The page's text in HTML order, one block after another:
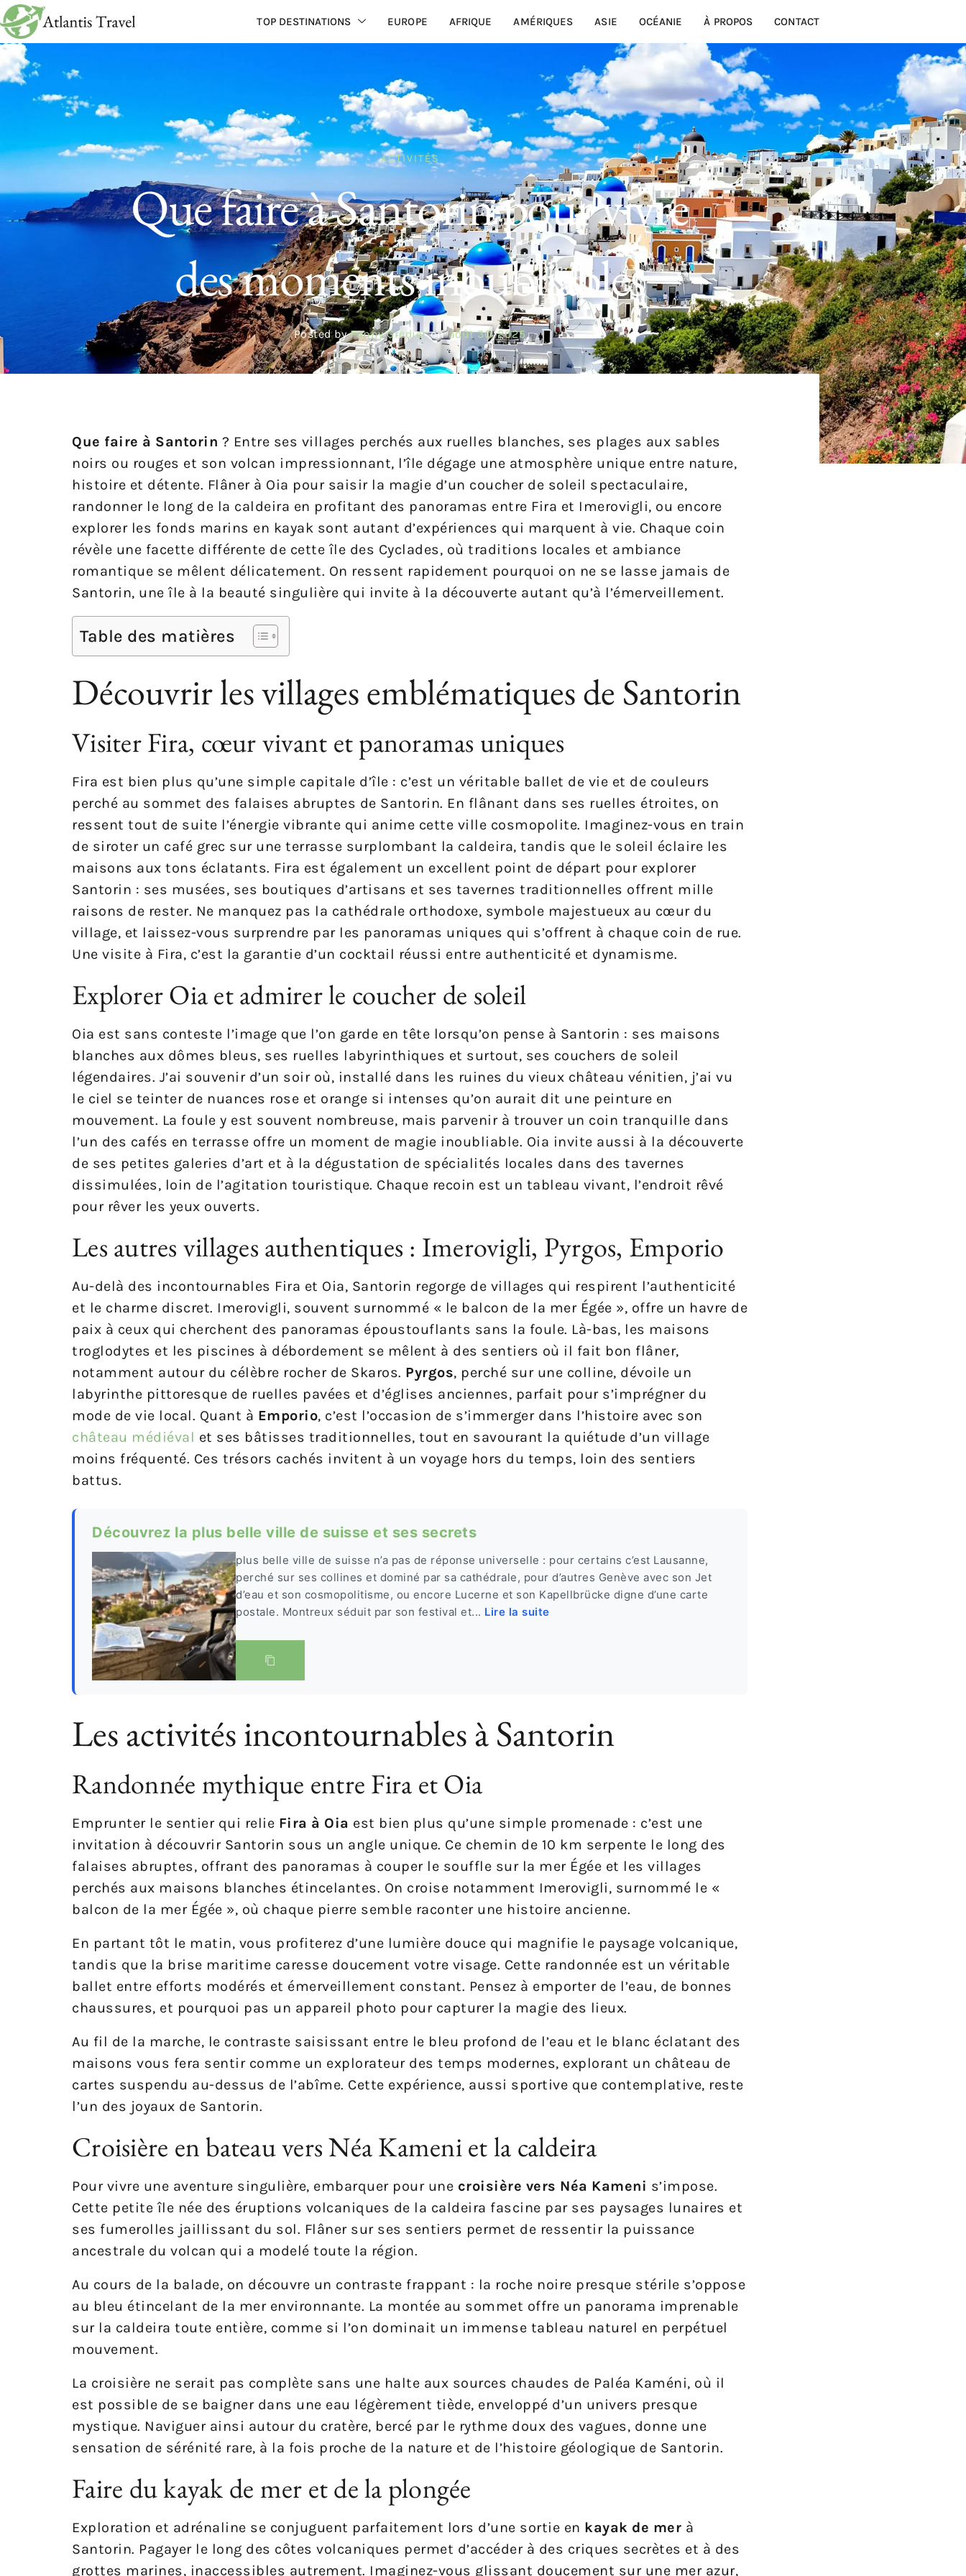
TOP DESTINATIONS EUROPE AFRIQUE AMÉRIQUES ASIE OCÉANIE À PROPOS CONTACT
ACTIVITÉS
Que faire à Santorin pour vivre
des moments inoubliables
Posted by Fanny Gredier on août 30, 2025
Que faire à Santorin ? Entre ses villages perchés aux ruelles blanches, ses plages aux sables
noirs ou rouges et son volcan impressionnant, l’île dégage une atmosphère unique entre nature,
histoire et détente. Flâner à Oia pour saisir la magie d’un coucher de soleil spectaculaire,
randonner le long de la caldeira en profitant des panoramas entre Fira et Imerovigli, ou encore
explorer les fonds marins en kayak sont autant d’expériences qui marquent à vie. Chaque coin
révèle une facette différente de cette île des Cyclades, où traditions locales et ambiance
romantique se mêlent délicatement. On ressent rapidement pourquoi on ne se lasse jamais de
Santorin, une île à la beauté singulière qui invite à la découverte autant qu’à l’émerveillement.
Table des matières
Découvrir les villages emblématiques de Santorin
Visiter Fira, cœur vivant et panoramas uniques
Fira est bien plus qu’une simple capitale d’île : c’est un véritable ballet de vie et de couleurs
perché au sommet des falaises abruptes de Santorin. En flânant dans ses ruelles étroites, on
ressent tout de suite l’énergie vibrante qui anime cette ville cosmopolite. Imaginez-vous en train
de siroter un café grec sur une terrasse surplombant la caldeira, tandis que le soleil éclaire les
maisons aux tons éclatants. Fira est également un excellent point de départ pour explorer
Santorin : ses musées, ses boutiques d’artisans et ses tavernes traditionnelles offrent mille
raisons de rester. Ne manquez pas la cathédrale orthodoxe, symbole majestueux au cœur du
village, et laissez-vous surprendre par les panoramas uniques qui s’offrent à chaque coin de rue.
Une visite à Fira, c’est la garantie d’un cocktail réussi entre authenticité et dynamisme.
Explorer Oia et admirer le coucher de soleil
Oia est sans conteste l’image que l’on garde en tête lorsqu’on pense à Santorin : ses maisons
blanches aux dômes bleus, ses ruelles labyrinthiques et surtout, ses couchers de soleil
légendaires. J’ai souvenir d’un soir où, installé dans les ruines du vieux château vénitien, j’ai vu
le ciel se teinter de nuances rose et orange si intenses qu’on aurait dit une peinture en
mouvement. La foule y est souvent nombreuse, mais parvenir à trouver un coin tranquille dans
l’un des cafés en terrasse offre un moment de magie inoubliable. Oia invite aussi à la découverte
de ses petites galeries d’art et à la dégustation de spécialités locales dans des tavernes
dissimulées, loin de l’agitation touristique. Chaque recoin est un tableau vivant, l’endroit rêvé
pour rêver les yeux ouverts.
Les autres villages authentiques : Imerovigli, Pyrgos, Emporio
Au-delà des incontournables Fira et Oia, Santorin regorge de villages qui respirent l’authenticité
et le charme discret. Imerovigli, souvent surnommé « le balcon de la mer Égée », offre un havre de
paix à ceux qui cherchent des panoramas époustouflants sans la foule. Là-bas, les maisons
troglodytes et les piscines à débordement se mêlent à des sentiers où il fait bon flâner,
notamment autour du célèbre rocher de Skaros. Pyrgos, perché sur une colline, dévoile un
labyrinthe pittoresque de ruelles pavées et d’églises anciennes, parfait pour s’imprégner du
mode de vie local. Quant à Emporio, c’est l’occasion de s’immerger dans l’histoire avec son
château médiéval et ses bâtisses traditionnelles, tout en savourant la quiétude d’un village
moins fréquenté. Ces trésors cachés invitent à un voyage hors du temps, loin des sentiers
battus.
Découvrez la plus belle ville de suisse et ses secrets
plus belle ville de suisse n’a pas de réponse universelle : pour certains c’est Lausanne,
perché sur ses collines et dominé par sa cathédrale, pour d’autres Genève avec son Jet
d’eau et son cosmopolitisme, ou encore Lucerne et son Kapellbrücke digne d’une carte
postale. Montreux séduit par son festival et... Lire la suite
Les activités incontournables à Santorin
Randonnée mythique entre Fira et Oia
Emprunter le sentier qui relie Fira à Oia est bien plus qu’une simple promenade : c’est une
invitation à découvrir Santorin sous un angle unique. Ce chemin de 10 km serpente le long des
falaises abruptes, offrant des panoramas à couper le souffle sur la mer Égée et les villages
perchés aux maisons blanches étincelantes. On croise notamment Imerovigli, surnommé le «
balcon de la mer Égée », où chaque pierre semble raconter une histoire ancienne.
En partant tôt le matin, vous profiterez d’une lumière douce qui magnifie le paysage volcanique,
tandis que la brise maritime caresse doucement votre visage. Cette randonnée est un véritable
ballet entre efforts modérés et émerveillement constant. Pensez à emporter de l’eau, de bonnes
chaussures, et pourquoi pas un appareil photo pour capturer la magie des lieux.
Au fil de la marche, le contraste saisissant entre le bleu profond de l’eau et le blanc éclatant des
maisons vous fera sentir comme un explorateur des temps modernes, explorant un château de
cartes suspendu au-dessus de l’abîme. Cette expérience, aussi sportive que contemplative, reste
l’un des joyaux de Santorin.
Croisière en bateau vers Néa Kameni et la caldeira
Pour vivre une aventure singulière, embarquer pour une croisière vers Néa Kameni s’impose.
Cette petite île née des éruptions volcaniques de la caldeira fascine par ses paysages lunaires et
ses fumerolles jaillissant du sol. Flâner sur ses sentiers permet de ressentir la puissance
ancestrale du volcan qui a modelé toute la région.
Au cours de la balade, on découvre un contraste frappant : la roche noire presque stérile s’oppose
au bleu étincelant de la mer environnante. La montée au sommet offre un panorama imprenable
sur la caldeira toute entière, comme si l’on dominait un immense tableau naturel en perpétuel
mouvement.
La croisière ne serait pas complète sans une halte aux sources chaudes de Paléa Kaméni, où il
est possible de se baigner dans une eau légèrement tiède, enveloppé d’un univers presque
mystique. Naviguer ainsi autour du cratère, bercé par le rythme doux des vagues, donne une
sensation de sérénité rare, à la fois proche de la nature et de l’histoire géologique de Santorin.
Faire du kayak de mer et de la plongée
Exploration et adrénaline se conjuguent parfaitement lors d’une sortie en kayak de mer à
Santorin. Pagayer le long des côtes volcaniques permet d’accéder à des criques secrètes et à des
grottes marines, inaccessibles autrement. Imaginez-vous glissant doucement sur une mer azur,